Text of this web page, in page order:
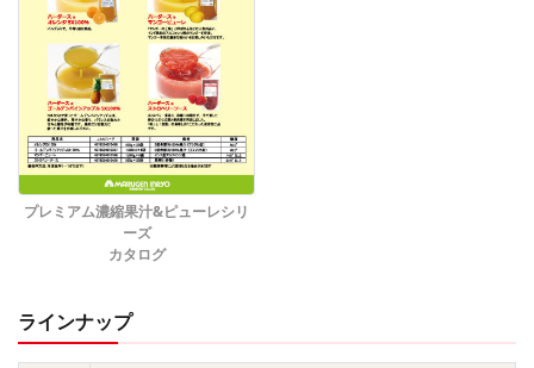
プレミアム濃縮果汁&ピューレシリ
ーズ
カタログ
ラインナップ